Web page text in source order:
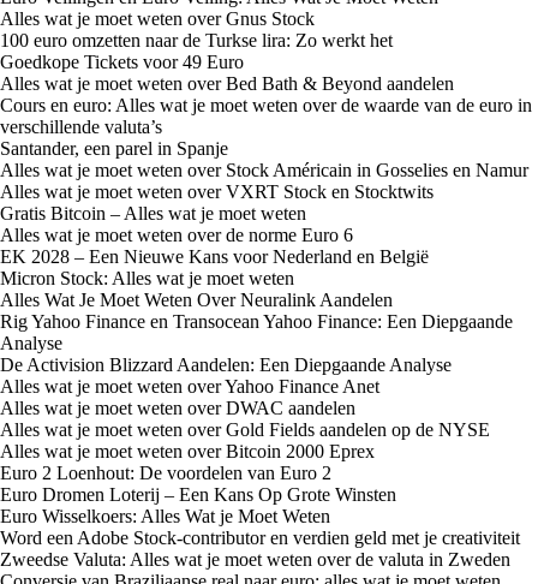
Alles wat je moet weten over Gnus Stock
100 euro omzetten naar de Turkse lira: Zo werkt het
Goedkope Tickets voor 49 Euro
Alles wat je moet weten over Bed Bath & Beyond aandelen
Cours en euro: Alles wat je moet weten over de waarde van de euro in
verschillende valuta’s
Santander, een parel in Spanje
Alles wat je moet weten over Stock Américain in Gosselies en Namur
Alles wat je moet weten over VXRT Stock en Stocktwits
Gratis Bitcoin – Alles wat je moet weten
Alles wat je moet weten over de norme Euro 6
EK 2028 – Een Nieuwe Kans voor Nederland en België
Micron Stock: Alles wat je moet weten
Alles Wat Je Moet Weten Over Neuralink Aandelen
Rig Yahoo Finance en Transocean Yahoo Finance: Een Diepgaande
Analyse
De Activision Blizzard Aandelen: Een Diepgaande Analyse
Alles wat je moet weten over Yahoo Finance Anet
Alles wat je moet weten over DWAC aandelen
Alles wat je moet weten over Gold Fields aandelen op de NYSE
Alles wat je moet weten over Bitcoin 2000 Eprex
Euro 2 Loenhout: De voordelen van Euro 2
Euro Dromen Loterij – Een Kans Op Grote Winsten
Euro Wisselkoers: Alles Wat je Moet Weten
Word een Adobe Stock-contributor en verdien geld met je creativiteit
Zweedse Valuta: Alles wat je moet weten over de valuta in Zweden